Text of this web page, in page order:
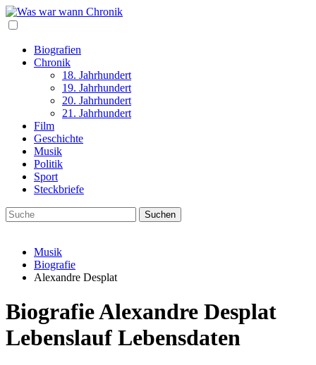
Biografien
Chronik
18. Jahrhundert
19. Jahrhundert
20. Jahrhundert
21. Jahrhundert
Film
Geschichte
Musik
Politik
Sport
Steckbriefe
Musik
Biografie
Alexandre Desplat
Biografie Alexandre Desplat
Lebenslauf Lebensdaten